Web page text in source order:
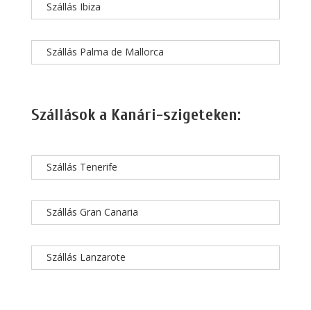
Szállás Ibiza
Szállás Palma de Mallorca
Szállások a Kanári-szigeteken:
Szállás Tenerife
Szállás Gran Canaria
Szállás Lanzarote